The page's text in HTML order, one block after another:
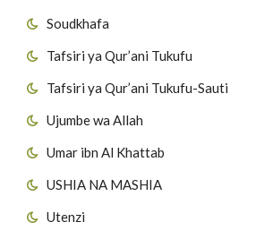
Soudkhafa
Tafsiri ya Qur’ani Tukufu
Tafsiri ya Qur’ani Tukufu-Sauti
Ujumbe wa Allah
Umar ibn Al Khattab
USHIA NA MASHIA
Utenzi